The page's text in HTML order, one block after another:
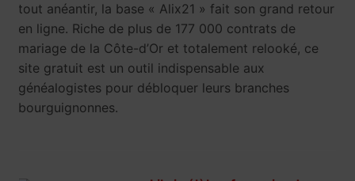
tout anéantir, la base « Alix21 » fait son grand retour
en ligne. Riche de plus de 177 000 contrats de
mariage de la Côte-d’Or et totalement relooké, ce
site gratuit est un outil indispensable aux
généalogistes pour débloquer leurs branches
bourguignonnes.